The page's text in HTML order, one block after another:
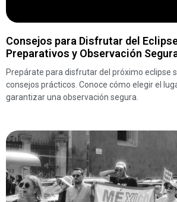
Consejos para Disfrutar del
Preparativos y Observación
Prepárate para disfrutar del próximo eclipse
consejos prácticos. Conoce cómo elegir el
garantizar una observación segura.